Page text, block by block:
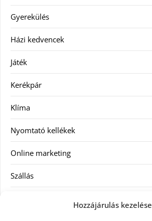
Hozzájárulás kezelése
Gyerekülés
Házi kedvencek
Játék
Kerékpár
Klíma
Nyomtató kellékek
Online marketing
Szállás